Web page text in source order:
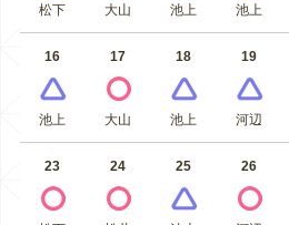
松下 大山 池上 池上
16
池上
17
大山
18
池上
19
河辺
23 24 25 26